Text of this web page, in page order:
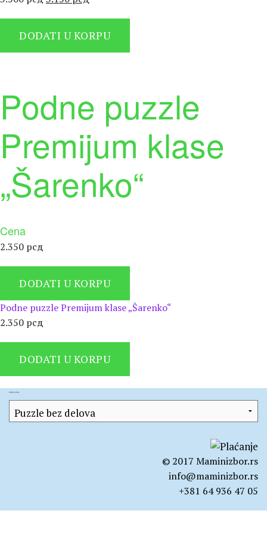
била:
3.150 рсд.
DODATI U KORPU
Podne puzzle
Premijum klase
„Šarenko“
Cena
2.350 рсд
DODATI U KORPU
Podne puzzle Premijum klase „Šarenko“
2.350 рсд
DODATI U KORPU
Kategorije proizvoda
© 2017 Maminizbor.rs
info@maminizbor.rs
+381 64 936 47 05